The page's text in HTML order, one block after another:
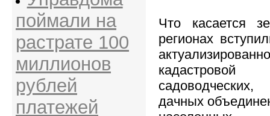
поймали на
растрате 100
миллионов
рублей
платежей
Что касается
регионах
кадастровой
дачных